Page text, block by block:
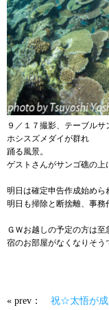
９／１７撮影、テーブル
ホシスズメダイが群れ
踊る風景。
ゲストさんがサンゴ礁の上
明日は確定申告作成始めら
明日も掃除と断捨離、事務
ＧＷお越しの予定の方は至
宿のお部屋がなくなりそう
« prev： 祝☆太悟が